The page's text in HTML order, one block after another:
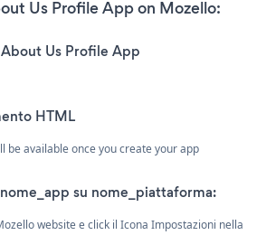
Us Profile App on Mozello:
Us Profile App
HTML
be available once you create your app
su nome_piattaforma:
website e click il Icona Impostazioni nella